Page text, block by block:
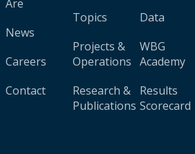
Are
News
Careers
Contact
Topics
Projects &
Operations
Research &
Publications
Data
WBG
Academy
Results
Scorecard